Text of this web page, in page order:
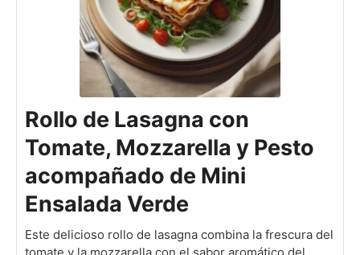
Rollo de Lasagna con
Tomate, Mozzarella y Pesto
acompañado de Mini
Ensalada Verde
Este delicioso rollo de lasagna combina la frescura del